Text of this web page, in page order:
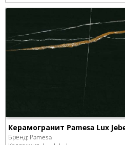
Керамогранит Pamesa Lux
Бренд: Pamesa